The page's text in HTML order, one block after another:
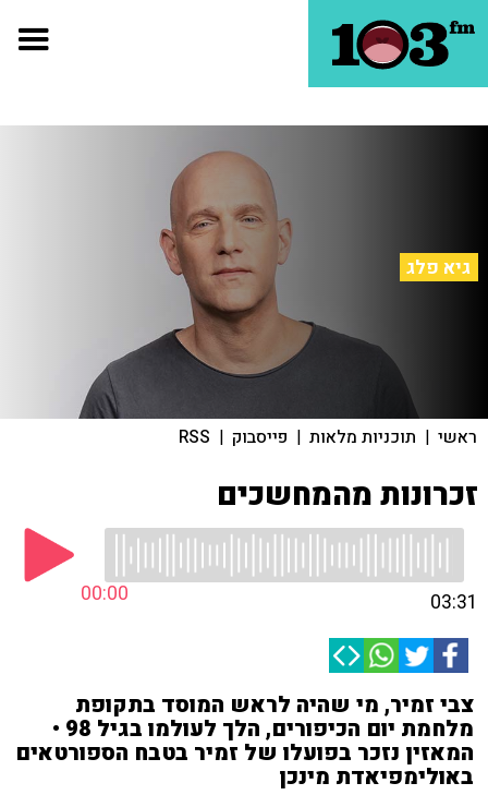
גיא פלג
ראשי | תוכניות מלאות | פייסבוק |
RSS
זכרונות מהמחשכים
00:00 03:31
צבי זמיר, מי שהיה לראש המוסד בתקופת
מלחמת יום הכיפורים, הלך לעולמו בגיל 98 •
המאזין נזכר בפועלו של זמיר בטבח הספורטאים
באולימפיאדת מינכן